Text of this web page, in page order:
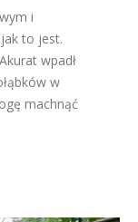
i
to jest.
wpadł
w
machnąć